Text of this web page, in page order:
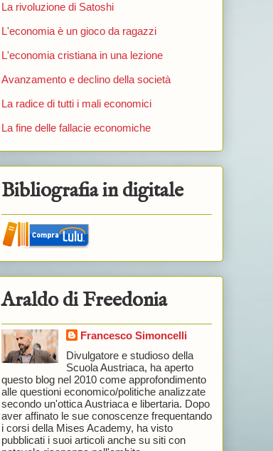
La rivoluzione di Satoshi
L'economia è un gioco da ragazzi
L'economia cristiana in una lezione
Avanzamento e declino della società
La radice di tutti i mali economici
La fine delle fallacie economiche
Bibliografia in digitale
Araldo di Freedonia
Francesco Simoncelli
Divulgatore e studioso della
Scuola Austriaca, ha aperto
questo blog nel 2010 come approfondimento
alle questioni economico/politiche analizzate
secondo un'ottica Austriaca e libertaria. Dopo
aver affinato le sue conoscenze frequentando
i corsi della Mises Academy, ha visto
pubblicati i suoi articoli anche su siti con